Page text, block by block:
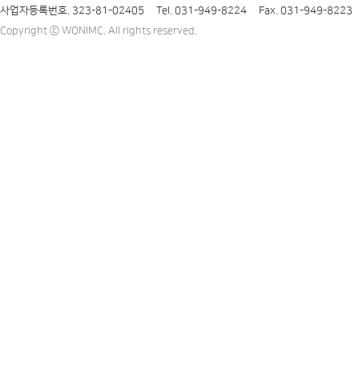
사업자등록번호. 323-81-02405 Tel. 031-949-8224 Fax. 031-949-8223
Copyright ⓒ WONIMC. All rights reserved.